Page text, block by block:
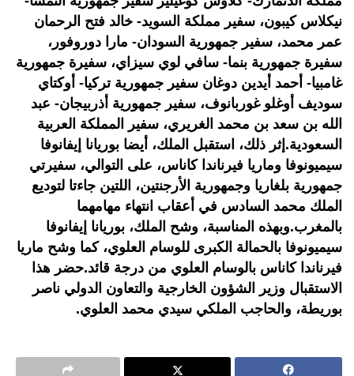
نيكلاس كيبون، سفير مملكة السويد- خالد فتح الرحمان
عمر محمد، سفير جمهورية السودان- مارا دوروفور،
سفيرة جمهورية بنما- سافي لوي سيزاي، سفيرة جمهورية
غامبيا- أحمد أيدين دوغان سفير جمهورية تركيا- أوكتاي
سوديف أوغلو غوربانوف، سفير جمهورية أذربيجان- عبد
الله بن سعد بن محمد الغريري، سفير المملكة العربية
السعودية.إثر ذلك، استقبل الملك، أيضا بوريانا إيفانوفا
سيميونوفا وماريا فيرناندا كاناس، على التوالي، سفيرتي
جمهورية بلغاريا وجمهورية الأرجنتين، اللتين جاءتا لتوديع
الملك محمد السادس في أعقاب انتهاء مهامهما
بالمغرب.وبهذه المناسبة، وشح الملك، بوريانا إيفانوفا
سيميونوفا بالحمالة الكبرى للوسام العلوي، كما وشح ماريا
فيرناندا كاناس بالوسام العلوي من درجة قائد.حضر هذا
الاستقبال وزير الشؤون الخارجية والتعاون الدولي ناصر
بوريطة، والحاجب الملكي سيدي محمد العلوي.